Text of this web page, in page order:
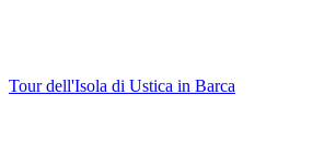
Tour dell'Isola di Ustica in Barca